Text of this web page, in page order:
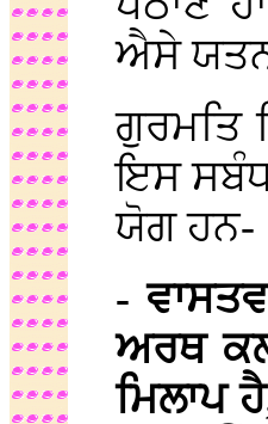
ਐਸੇ ਯਤਨ
ਗੁਰਮਤਿ
ਇਸ ਸਬੰਧ
ਯੋਗ ਹਨ-
-
ਅਰਥ
ਮਿਲਾਪ